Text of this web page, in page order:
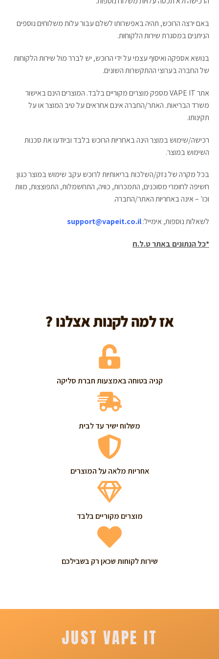
באם ירצה הרוכש, תהיה באפשרותו לשלם עבור עלות משלוחים נוספים
הניתנים במסגרת שירות הלקוחות.
בנושא אספקה ואיסוף עצמי על ידי הרוכש, יש לברר מול שירות הלקוחות
של החברה בערוצי ההתקשרות השונים.
אתר VAPE IT מספק מוצרים מקוריים בלבד. המוצרים הינם באישור
משרד הבריאות. האתר/החברה אינם אחראים על טיב המוצר או על
תקינותו.
רכישה/שימוש במוצר הינה באחריות הרוכש בלבד וביודעו את סכנות
השימוש במוצר.
בכל מקרה של נזק/השלכות בריאותיות לרוכש עקב שימוש במוצר כגון:
חשיפה לחומרי מסוכנים, התמכרות, כוויה, התחשמלות, התפוצצות, מוות
וכו’ – אינה באחריות האתר/החברה.
לשאלות נוספות, אימייל:support@vapeit.co.il
*כל הנתונים באתר ט.ל.ח
אזלמהלקנותאצלנו ?
קניה בטוחה באמצעות חברת סליקה
משלוח ישיר עד לבית
אחריות מלאה על המוצרים
מוצרים מקוריים בלבד
שירות לקוחות שכאן רק בשבילכם
JUST VAPE IT